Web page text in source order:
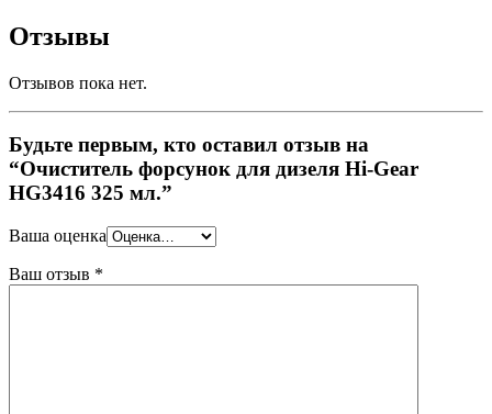
Отзывы
Отзывов пока нет.
Будьте первым, кто оставил отзыв на
“Очиститель форсунок для дизеля Hi-Gear
HG3416 325 мл.”
Ваша оценка
Ваш отзыв *